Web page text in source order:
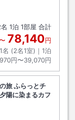
名 1泊 1部屋 合計
78,140円
名 (2名1室)｜ 1泊
円〜39,070円
旅 ふらっとチ
陽に染まるカフ